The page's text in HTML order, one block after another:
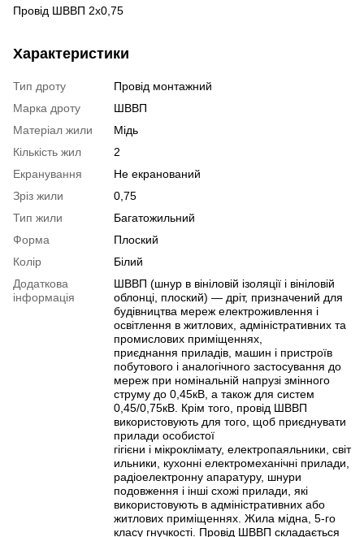
Провід ШВВП 2х0,75
Характеристики
Тип дроту
Провід монтажний
Марка дроту
ШВВП
Матеріал жили
Мідь
Кількість жил
2
Екранування
Не екранований
Зріз жили
0,75
Тип жили
Багатожильний
Форма
Плоский
Колір
Білий
Додаткова
інформація
ШВВП (шнур в вініловій ізоляції і вініловій
облонці, плоский) — дріт, призначений для
будівництва мереж електроживлення і
освітлення в житлових, адміністративних та
промислових приміщеннях,
приєднання приладів, машин і пристроїв
побутового і аналогічного застосування до
мереж при номінальній напрузі змінного
струму до 0,45кВ, а також для систем
0,45/0,75кВ. Крім того, провід ШВВП
використовують для того, щоб приєднувати
прилади особистої
гігієни і мікроклімату, електропаяльники, світ
ильники, кухонні електромеханічні прилади,
радіоелектронну апаратуру, шнури
подовження і інші схожі прилади, які
використовують в адміністративних або
житлових приміщеннях. Жила мідна, 5-го
класу гнучкості. Провід ШВВП складається